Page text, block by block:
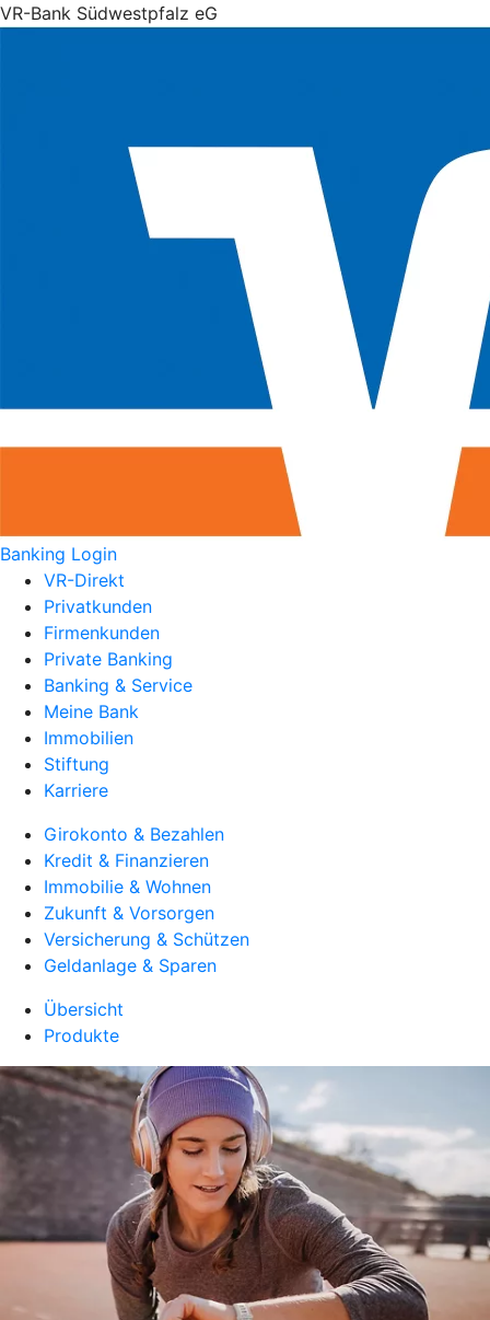
VR-Bank Südwestpfalz eG
Banking Login
VR-Direkt
Privatkunden
Firmenkunden
Private Banking
Banking & Service
Meine Bank
Immobilien
Stiftung
Karriere
Girokonto & Bezahlen
Kredit & Finanzieren
Immobilie & Wohnen
Zukunft & Vorsorgen
Versicherung & Schützen
Geldanlage & Sparen
Übersicht
Produkte